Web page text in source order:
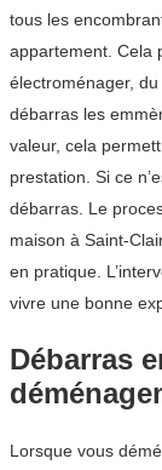
tous les
appartement. Cela
électroménager,
débarras les
valeur, cela
prestation. Si ce
débarras. Le
maison à Saint-
en pratique.
vivre une bonne
Débarras
Lorsque vous